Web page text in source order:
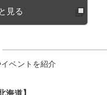
見る
ベントを紹介